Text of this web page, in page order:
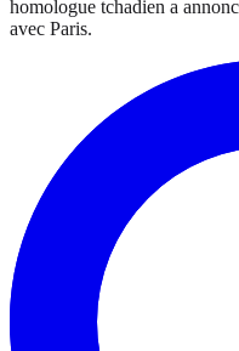
homologue tchadien a
avec Paris.